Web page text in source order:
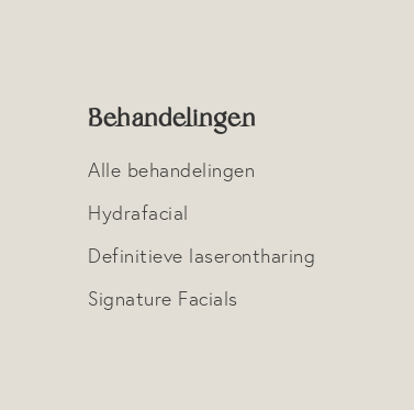
Behandelingen
Alle behandelingen
Hydrafacial
Definitieve laserontharing
Signature Facials